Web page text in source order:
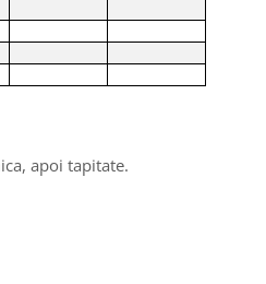
apoi tapitate.